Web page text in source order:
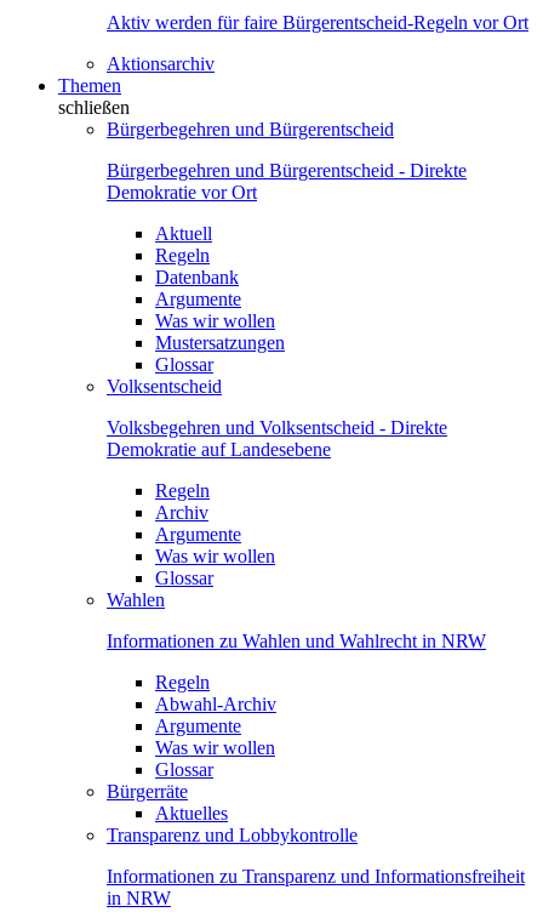
Aktiv werden für faire Bürgerentscheid-Regeln vor Ort
Aktionsarchiv
Themen
schließen
Bürgerbegehren und Bürgerentscheid
Bürgerbegehren und Bürgerentscheid - Direkte
Demokratie vor Ort
Aktuell
Regeln
Datenbank
Argumente
Was wir wollen
Mustersatzungen
Glossar
Volksentscheid
Volksbegehren und Volksentscheid - Direkte
Demokratie auf Landesebene
Regeln
Archiv
Argumente
Was wir wollen
Glossar
Wahlen
Informationen zu Wahlen und Wahlrecht in NRW
Regeln
Abwahl-Archiv
Argumente
Was wir wollen
Glossar
Bürgerräte
Aktuelles
Transparenz und Lobbykontrolle
Informationen zu Transparenz und Informationsfreiheit
in NRW